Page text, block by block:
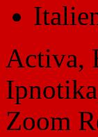
Activa,
Zoom